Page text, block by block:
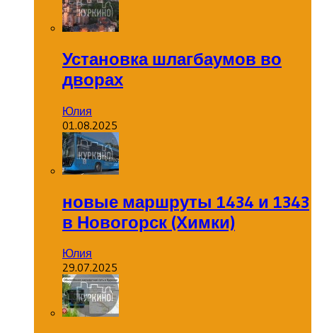
Установка шлагбаумов во
дворах
Юлия
01.08.2025
новые маршруты 1434 и 1343
в Новогорск (Химки)
Юлия
29.07.2025